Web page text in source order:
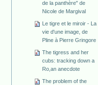
de la panthère" de
Nicole de Margival
Le tigre et le miroir - La
vie d'une image, de
Pline à Pierre Gringore
The tigress and her
cubs: tracking down a
Ro,an anecdote
The problem of the